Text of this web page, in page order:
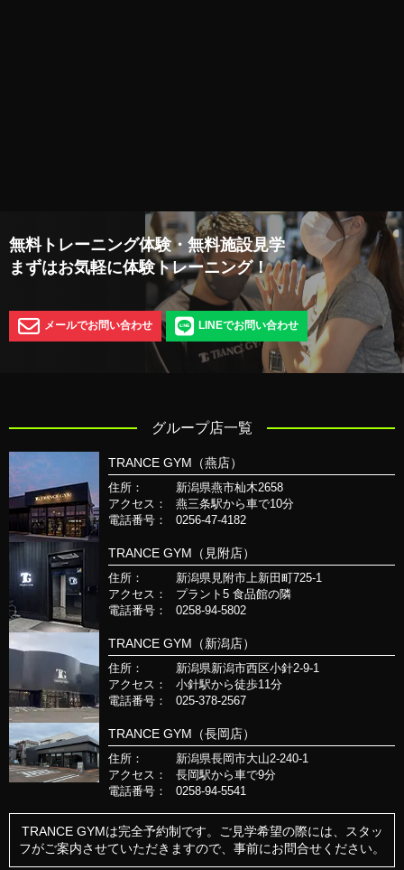
燕店 0256-47-4182
無料トレーニング体験・無料施設見学
まずはお気軽に体験トレーニング！
メールでお問い合わせ LINEでお問い合わせ
グループ店一覧
TRANCE GYM（燕店）
住所：
新潟県燕市杣木2658
アクセス：
燕三条駅から車で10分
電話番号：
0256-47-4182
TRANCE GYM（見附店）
住所：
新潟県見附市上新田町725-1
アクセス：
プラント5 食品館の隣
電話番号：
0258-94-5802
TRANCE GYM（新潟店）
住所：
新潟県新潟市西区小針2-9-1
アクセス：
小針駅から徒歩11分
電話番号：
025-378-2567
TRANCE GYM（長岡店）
住所：
新潟県長岡市大山2-240-1
アクセス：
長岡駅から車で9分
電話番号：
0258-94-5541
TRANCE GYMは完全予約制です。ご見学希望の際には、スタッ
フがご案内させていただきますので、事前にお問合せください。